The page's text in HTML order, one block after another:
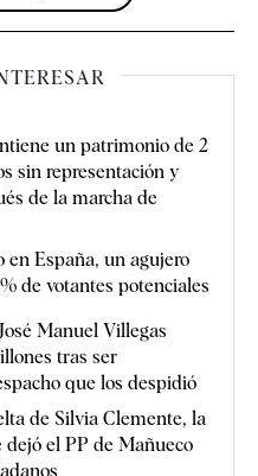
un patrimonio de 2
sin representación y
de la marcha de
en España, un agujero
de votantes potenciales
Manuel Villegas
tras ser
que los despidió
de Silvia Clemente, la
dejó el PP de Mañueco